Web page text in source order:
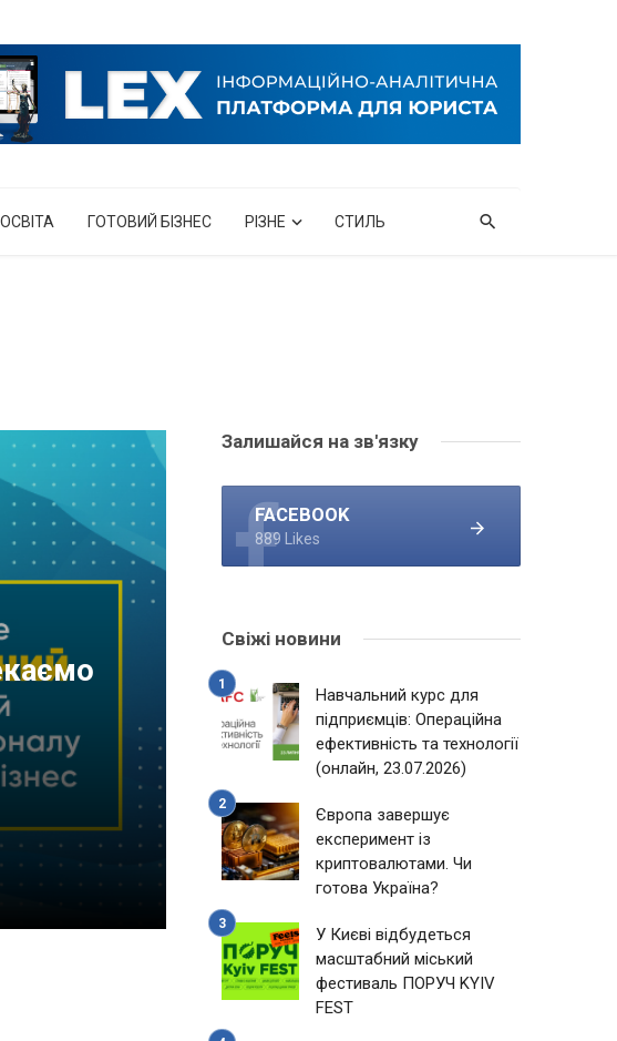
ОСВІТА ГОТОВИЙ БІЗНЕС РІЗНЕ СТИЛЬ
Залишайся на зв'язку
FACEBOOK
889 Likes
Свіжі новини
Навчальний курс для
підприємців: Операційна
ефективність та технології
(онлайн, 23.07.2026)
Європа завершує
експеримент із
криптовалютами. Чи
готова Україна?
У Києві відбудеться
масштабний міський
фестиваль ПОРУЧ KYIV
FEST